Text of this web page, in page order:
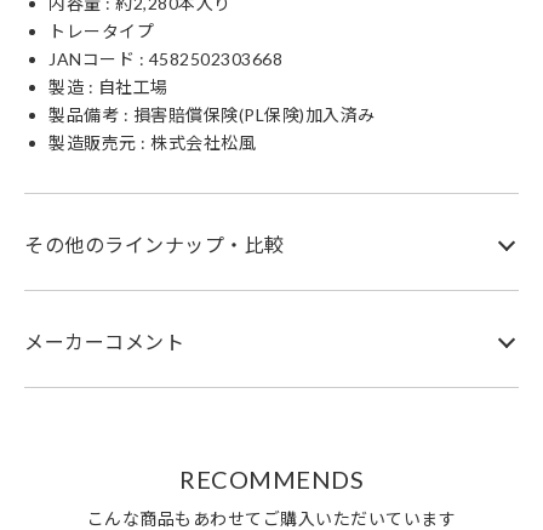
トレータイプ
JANコード : 4582502303668
製造 : 自社工場
製品備考 : 損害賠償保険(PL保険)加入済み
製造販売元 : 株式会社松風
その他のラインナップ・比較
メーカーコメント
RECOMMENDS
こんな商品もあわせてご購入いただいています